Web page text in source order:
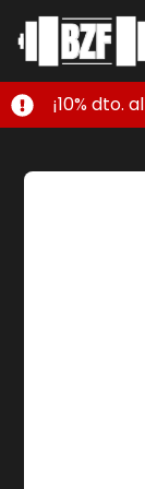
¡10% dto.